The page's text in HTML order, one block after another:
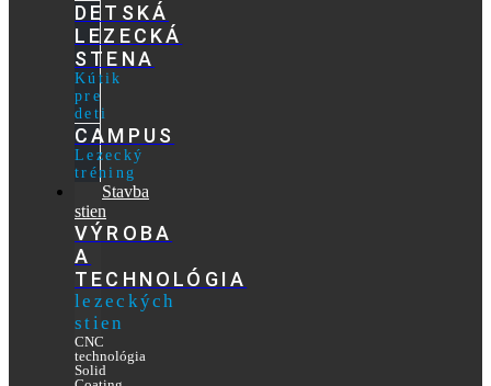
DETSKÁ
LEZECKÁ
STENA
Kútik
pre
deti
CAMPUS
Lezecký
tréning
Stavba
stien
VÝROBA
A
TECHNOLÓGIA
lezeckých
stien
CNC
technológia
Solid